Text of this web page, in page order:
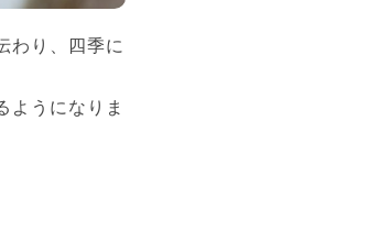
わり、四季に
ようになりま